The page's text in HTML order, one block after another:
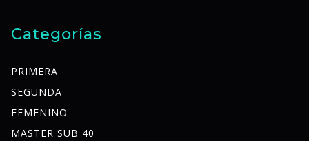
Categorías
PRIMERA
SEGUNDA
FEMENINO
MASTER SUB 40